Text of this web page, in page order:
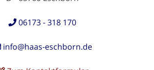
06173 - 318 170
info@haas-eschborn.de